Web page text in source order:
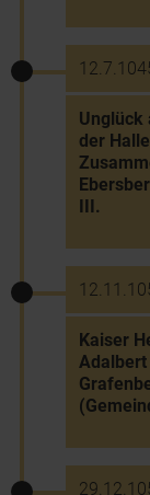
Unglück
der
III.
Kaiser
Adalbert